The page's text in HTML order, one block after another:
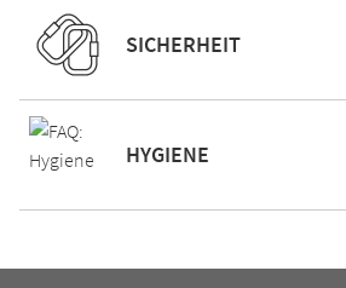
SICHERHEIT
HYGIENE